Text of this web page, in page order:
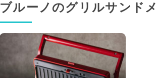
ブルーノのグリルサンド